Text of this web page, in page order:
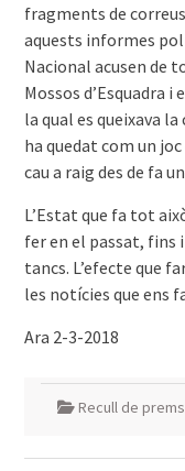
fragments de
aquests informes
Nacional acusen de
Mossos d’Esquadra i
la qual es queixava
ha quedat com un
cau a raig des de fa
L’Estat que fa tot
fer en el passat, fins
tancs. L’efecte que
les notícies que ens
Ara 2-3-2018
Recull de